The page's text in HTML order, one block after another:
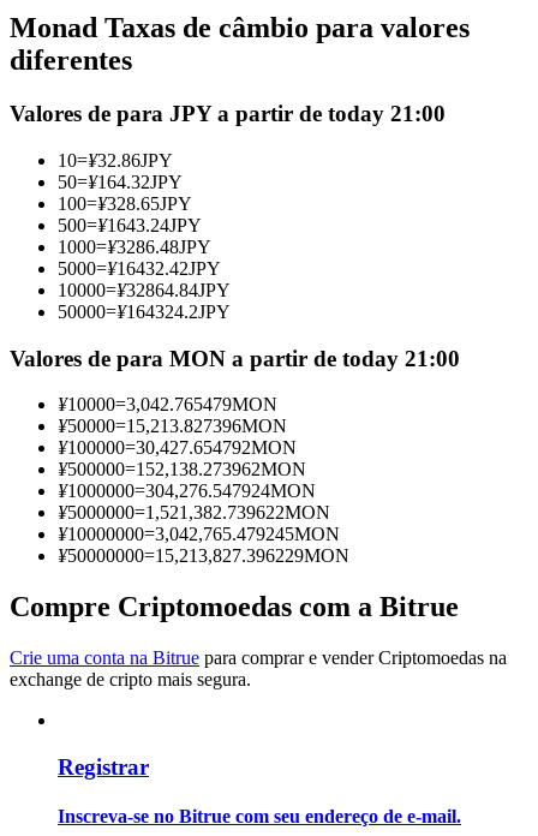
Junte-se aos principais traders
Torne-se um Trader de Cópias
Desfrute da partilha de lucros e comissões de copy trading
Informação
Análise de big data, incluindo informações comerciais, etc.
Monad Taxas de câmbio para valores
diferentes
Valores de para JPY a partir de today 21:00
10=¥32.86JPY
50=¥164.32JPY
100=¥328.65JPY
500=¥1643.24JPY
1000=¥3286.48JPY
5000=¥16432.42JPY
10000=¥32864.84JPY
50000=¥164324.2JPY
Valores de para MON a partir de today 21:00
¥10000=3,042.765479MON
¥50000=15,213.827396MON
¥100000=30,427.654792MON
¥500000=152,138.273962MON
¥1000000=304,276.547924MON
¥5000000=1,521,382.739622MON
¥10000000=3,042,765.479245MON
¥50000000=15,213,827.396229MON
Compre Criptomoedas com a Bitrue
Crie uma conta na Bitrue para comprar e vender Criptomoedas na
exchange de cripto mais segura.
Registrar
Inscreva-se no Bitrue com seu endereço de e-mail.